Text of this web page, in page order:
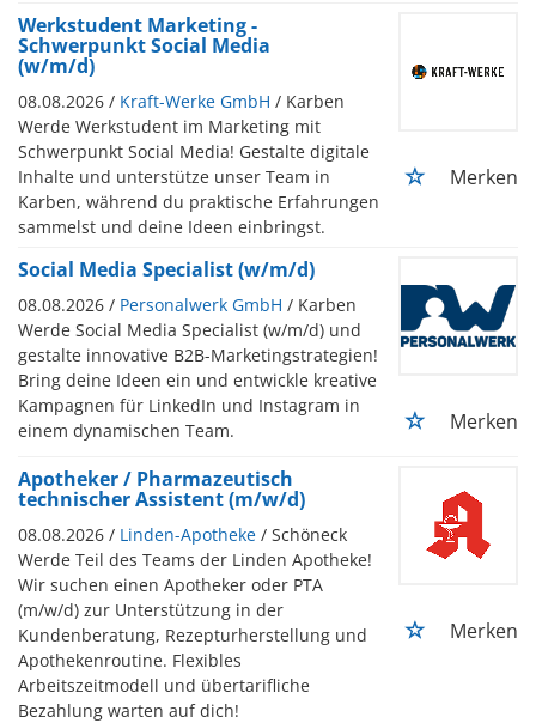
Werkstudent Marketing -
Schwerpunkt Social Media
(w/m/d)
08.08.2026 / Kraft-Werke GmbH / Karben
Werde Werkstudent im Marketing mit
Schwerpunkt Social Media! Gestalte digitale
Inhalte und unterstütze unser Team in
Karben, während du praktische Erfahrungen
sammelst und deine Ideen einbringst.
Merken
Social Media Specialist (w/m/d)
08.08.2026 / Personalwerk GmbH / Karben
Werde Social Media Specialist (w/m/d) und
gestalte innovative B2B-Marketingstrategien!
Bring deine Ideen ein und entwickle kreative
Kampagnen für LinkedIn und Instagram in
einem dynamischen Team.
Merken
Apotheker / Pharmazeutisch
technischer Assistent (m/w/d)
08.08.2026 / Linden-Apotheke / Schöneck
Werde Teil des Teams der Linden Apotheke!
Wir suchen einen Apotheker oder PTA
(m/w/d) zur Unterstützung in der
Kundenberatung, Rezepturherstellung und
Apothekenroutine. Flexibles
Arbeitszeitmodell und übertarifliche
Bezahlung warten auf dich!
Merken